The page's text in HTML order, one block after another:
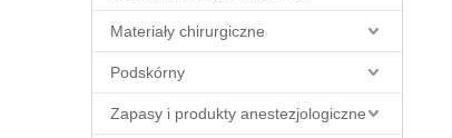
Materiały chirurgiczne
Podskórny
Zapasy i produkty anestezjologiczne